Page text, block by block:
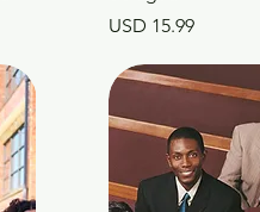
Precio
USD 15.99